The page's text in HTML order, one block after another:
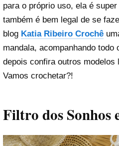
para o próprio uso, ela é
também é bem legal de se
blog Katia Ribeiro Crochê
mandala, acompanhando todo
depois confira outros modelos
Vamos crochetar?!
Filtro dos Sonhos